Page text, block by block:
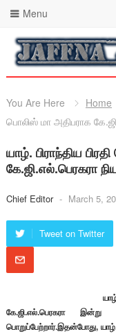
Menu
You Are Here Home
பொலிஸ் மா அதிபராக
யாழ். பிராந்திய
கே.ஜி.எல்.பெரகரா
Chief Editor - March 5,
Tweet on Twitter
கே.ஜி.எல்.பெரகரா
பொறுப்பேற்றார்.இதன்போது,